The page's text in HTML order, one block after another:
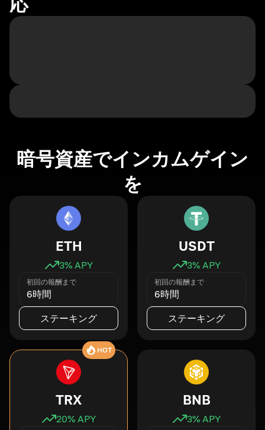
暗号資産でインカムゲイン
を
ETH
3% APY
初回の報酬まで
6時間
ステーキング
USDT
3% APY
初回の報酬まで
6時間
ステーキング
HOT
TRX
20% APY
BNB
3% APY